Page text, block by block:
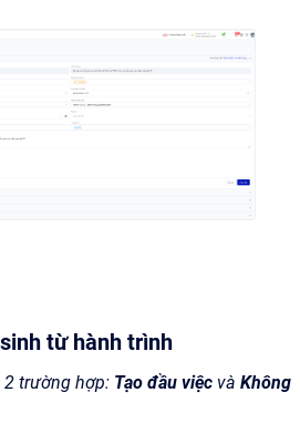
từ hành trình
trường hợp: Tạo đầu việc và Không